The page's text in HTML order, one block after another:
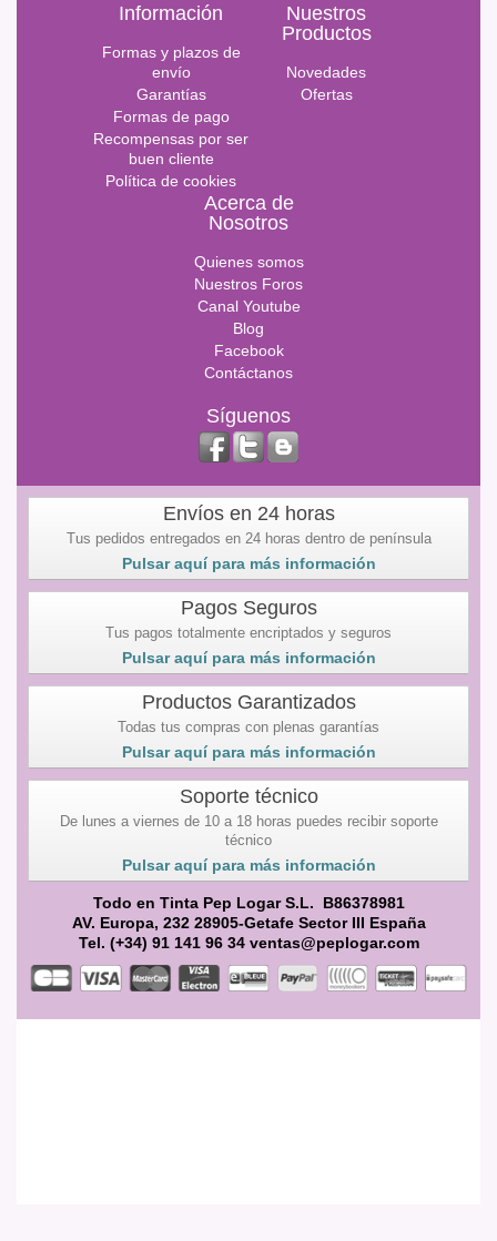
Información
Formas y plazos de
envío
Garantías
Formas de pago
Recompensas por ser
buen cliente
Política de cookies
Nuestros
Productos
Novedades
Ofertas
Acerca de
Nosotros
Quienes somos
Nuestros Foros
Canal Youtube
Blog
Facebook
Contáctanos
Síguenos
Envíos en 24 horas
Tus pedidos entregados en 24 horas dentro de península
Pulsar aquí para más información
Pagos Seguros
Tus pagos totalmente encriptados y seguros
Pulsar aquí para más información
Productos Garantizados
Todas tus compras con plenas garantías
Pulsar aquí para más información
Soporte técnico
De lunes a viernes de 10 a 18 horas puedes recibir soporte
técnico
Pulsar aquí para más información
Todo en Tinta Pep Logar S.L. B86378981
AV. Europa, 232 28905-Getafe Sector III España
Tel. (+34) 91 141 96 34 ventas@peplogar.com